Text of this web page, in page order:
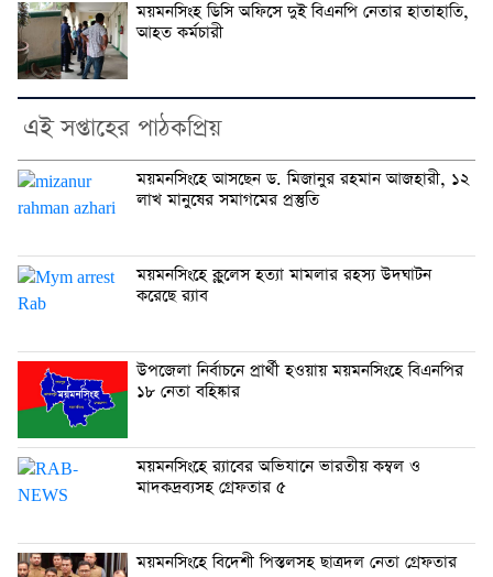
ময়মনসিংহ ডিসি অফিসে দুই বিএনপি নেতার হাতাহাতি,
আহত কর্মচারী
এই সপ্তাহের পাঠকপ্রিয়
ময়মনসিংহে আসছেন ড. মিজানুর রহমান আজহারী, ১২
লাখ মানুষের সমাগমের প্রস্তুতি
ময়মনসিংহে ক্লুলেস হত্যা মামলার রহস্য উদঘাটন
করেছে র‍্যাব
উপজেলা নির্বাচনে প্রার্থী হওয়ায় ময়মনসিংহে বিএনপির
১৮ নেতা বহিষ্কার
ময়মনসিংহে র‍্যাবের অভিযানে ভারতীয় কম্বল ও
মাদকদ্রব্যসহ গ্রেফতার ৫
ময়মনসিংহে বিদেশী পিস্তলসহ ছাত্রদল নেতা গ্রেফতার